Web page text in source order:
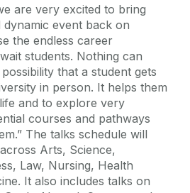
are very excited to bring
event back on
the endless career
students. Nothing can
that a student gets
in person. It helps them
and to explore very
courses and pathways
The talks schedule will
Arts, Science,
Law, Nursing, Health
It also includes talks on